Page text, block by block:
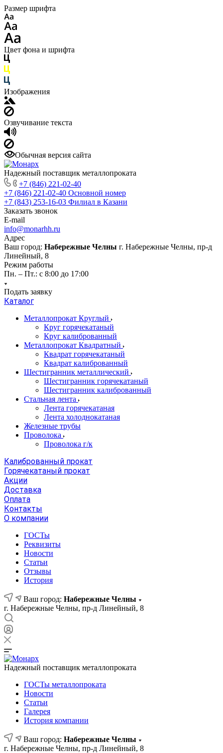
Размер шрифта
Цвет фона и шрифта
Изображения
Озвучивание текста
Обычная версия сайта
Надежный поставщик металлопроката
+7 (846) 221-02-40
+7 (846) 221-02-40 Основной номер
+7 (843) 253-16-03 Филиал в Казани
Заказать звонок
E-mail
info@monarhh.ru
Адрес
Ваш город: Набережные Челны г. Набережные Челны, пр-д
Линейный, 8
Режим работы
Пн. – Пт.: с 8:00 до 17:00
Подать заявку
Каталог
Металлопрокат Круглый
Круг горячекатаный
Круг калиброванный
Металлопрокат Квадратный
Квадрат горячекатаный
Квадрат калиброванный
Шестигранник металлический
Шестигранник горячекатаный
Шестигранник калиброванный
Стальная лента
Лента горячекатаная
Лента холоднокатаная
Железные трубы
Проволока
Проволока г/к
Калиброванный прокат
Горячекатаный прокат
Акции
Доставка
Оплата
Контакты
О компании
ГОСТы
Реквизиты
Новости
Статьи
Отзывы
История
Ваш город: Набережные Челны
г. Набережные Челны, пр-д Линейный, 8
Надежный поставщик металлопроката
ГОСТы металлопроката
Новости
Статьи
Галерея
История компании
Ваш город: Набережные Челны
г. Набережные Челны, пр-д Линейный, 8